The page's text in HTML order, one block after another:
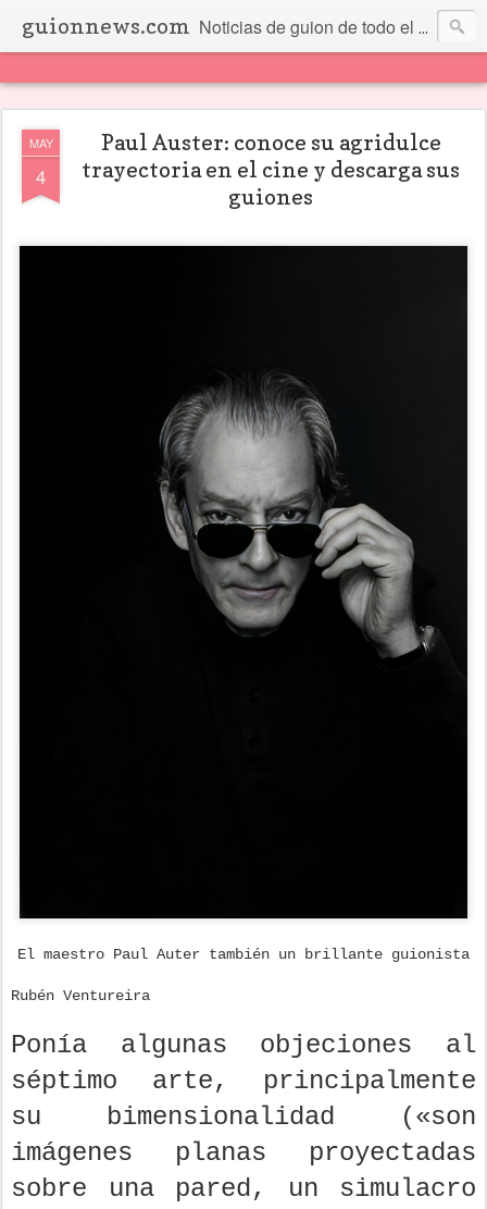
guionnews.com Noticias de guion de todo el mundo... Y más.
MAY
4
Paul Auster: conoce su agridulce
trayectoria en el cine y descarga sus
guiones
El maestro Paul Auter también un brillante guionista
Rubén Ventureira
Ponía algunas objeciones al
séptimo arte, principalmente
su bimensionalidad («son
imágenes planas proyectadas
sobre una pared, un simulacro